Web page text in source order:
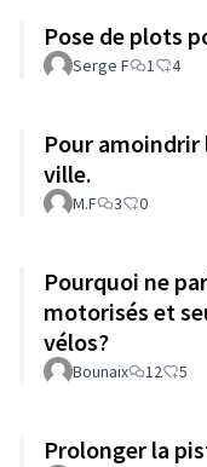
Pose de plots
Serge F 1 4
Pour amoindrir
ville.
M.F 3 0
Pourquoi ne
motorisés et
vélos?
Bounaix 12 5
Prolonger la